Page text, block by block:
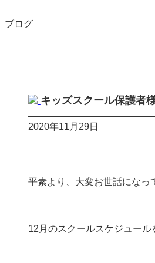
ブログ
キッズスクール保護者
2020年11月29日
平素より、大変お世話になっ
12月のスクールスケジュール